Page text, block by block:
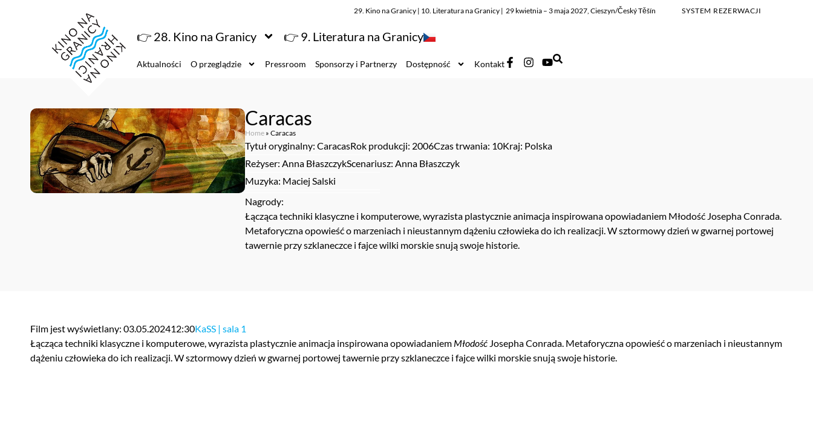
29. Kino na Granicy | 10. Literatura na Granicy | 29 kwietnia – 3 maja 2027, Cieszyn/Český Těšín SYSTEM REZERWACJI
👉 28. Kino na Granicy 👉 9. Literatura na Granicy
Aktualności O przeglądzie Pressroom Sponsorzy i Partnerzy Dostępność Kontakt
Caracas
Home »Caracas
Tytuł oryginalny: CaracasRok produkcji: 2006Czas trwania: 10Kraj: Polska
Reżyser: Anna BłaszczykScenariusz: Anna Błaszczyk
Muzyka: Maciej Salski
Nagrody:
Łącząca techniki klasyczne i komputerowe, wyrazista plastycznie animacja inspirowana opowiadaniem Młodość Josepha Conrada.
Metaforyczna opowieść o marzeniach i nieustannym dążeniu człowieka do ich realizacji. W sztormowy dzień w gwarnej portowej
tawernie przy szklaneczce i fajce wilki morskie snują swoje historie.
Film jest wyświetlany: 03.05.202412:30KaSS | sala 1
Łącząca techniki klasyczne i komputerowe, wyrazista plastycznie animacja inspirowana opowiadaniem Młodość Josepha Conrada. Metaforyczna opowieść o marzeniach i nieustannym
dążeniu człowieka do ich realizacji. W sztormowy dzień w gwarnej portowej tawernie przy szklaneczce i fajce wilki morskie snują swoje historie.